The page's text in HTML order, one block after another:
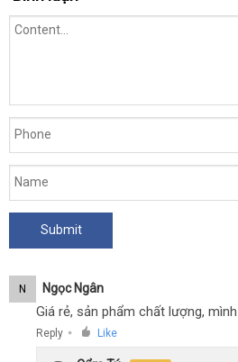
N Ngọc Ngân
Giá rẻ, sản phẩm chất lượng,
Reply ● Like